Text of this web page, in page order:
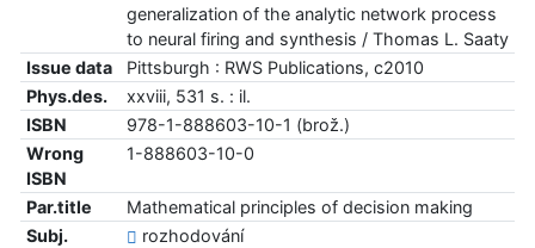
generalization of the analytic network process
to neural firing and synthesis / Thomas L. Saaty
Issue data
Pittsburgh : RWS Publications, c2010
Phys.des.
xxviii, 531 s. : il.
ISBN
978-1-888603-10-1 (brož.)
Wrong
ISBN
1-888603-10-0
Par.title
Mathematical principles of decision making
Subj.
rozhodování